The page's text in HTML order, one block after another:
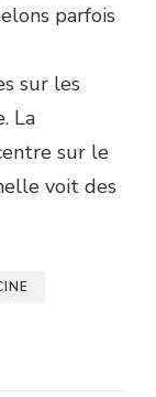
parfois
sur les
La
sur le
voit des